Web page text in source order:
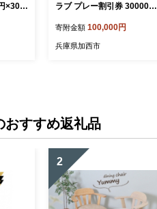
×30
朝
グ
ラブ プレー割引券 30000円
ゴルフ場利用権 運動 コース
ラウンド フラット 18ホール
寄附金額 100,000円
兵庫県加西市
おすすめ返礼品
2